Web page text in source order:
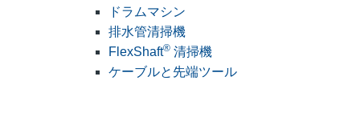
ドラムマシン
排水管清掃機
FlexShaft® 清掃機
ケーブルと先端ツール